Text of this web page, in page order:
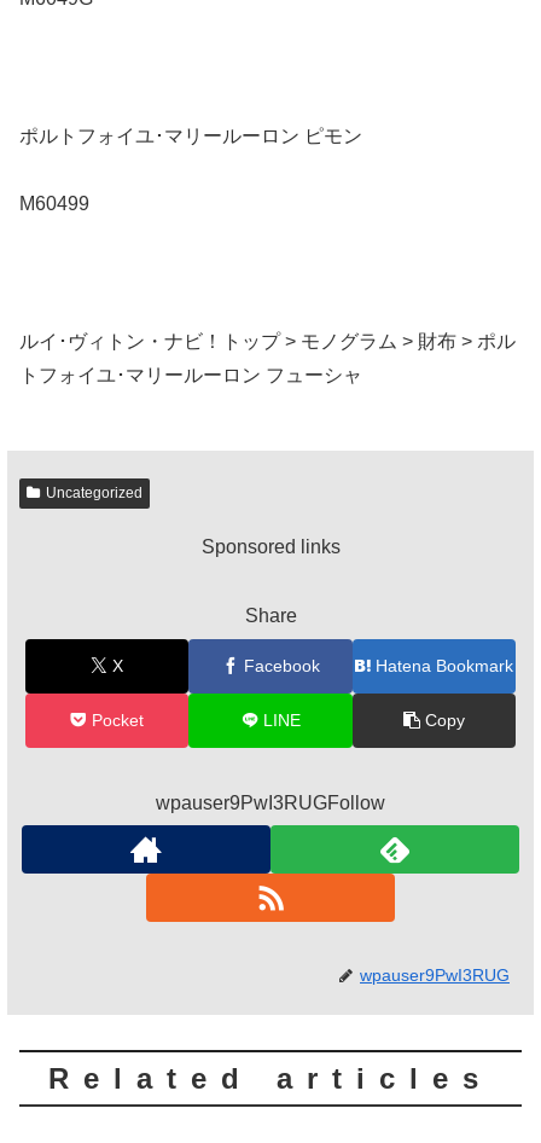
ポルトフォイユ･マリールーロン ピモン
M60499
ルイ･ヴィトン・ナビ！トップ > モノグラム > 財布 > ポル
トフォイユ･マリールーロン フューシャ
Uncategorized
Sponsored links
Share
X Facebook Hatena Bookmark
Pocket LINE Copy
wpauser9PwI3RUGFollow
wpauser9PwI3RUG
Related articles